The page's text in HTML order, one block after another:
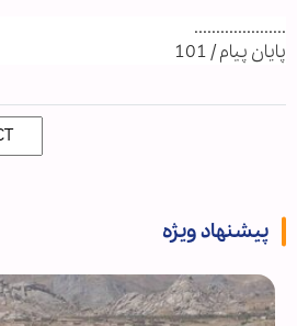
.....................
پایان پیام / 101
پیشنهاد ویژه